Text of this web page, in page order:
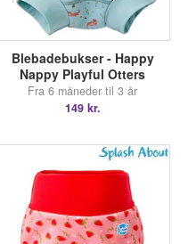
Blebadebukser - Happy
Nappy Playful Otters
Fra 6 måneder til 3 år
149 kr.